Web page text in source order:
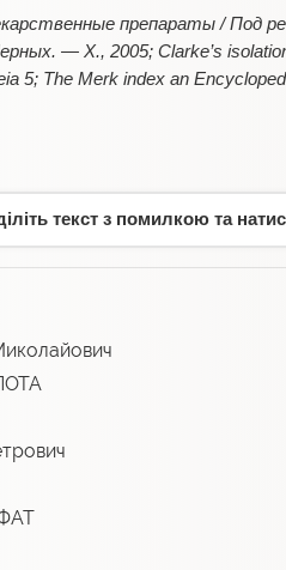
препараты / Под
— Х., 2005; Clarke’s
5; The Merk index an
текст з помилкою та